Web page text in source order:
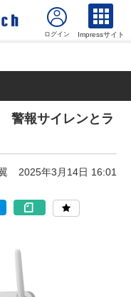
Impressサイト
警報サイレンとラ
2025年3月14日 16:01